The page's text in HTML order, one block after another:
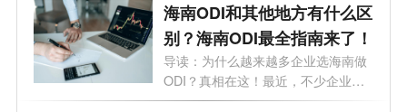
海南ODI和其他地方有什么区
别？海南ODI最全指南来了！
导读：为什么越来越多企业选海南做
ODI？真相在这！最近，不少企业老
板正在...